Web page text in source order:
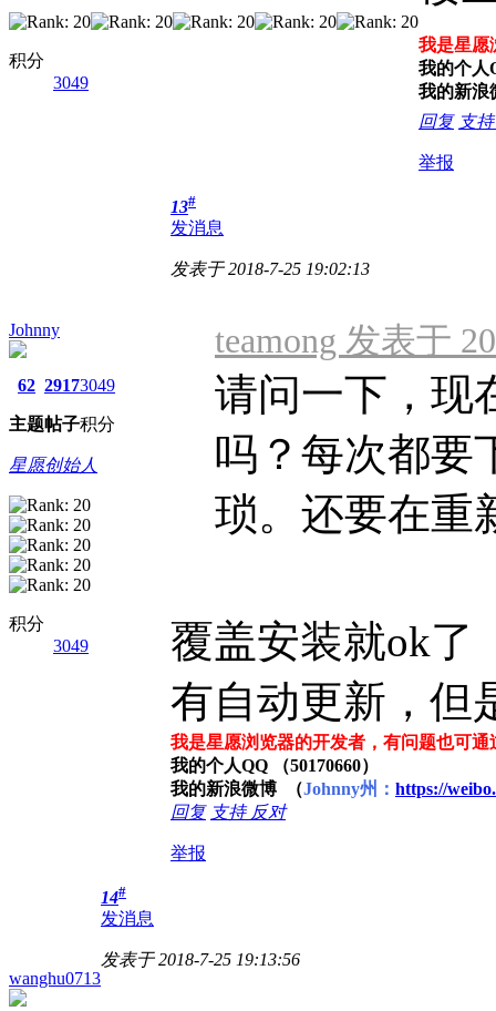
积分
3049
我是星愿
我的个人
我的新浪
回复 支
举报
Johnny
62
主题
2917
帖子
3049
积分
星愿创始人
积分
3049
13#
发消息
发表于 2018-7-25 19:02:13
teamong 发表于
请问一下，现
吗？每次都要
琐。还要在重
覆盖安装就ok了
有自动更新，但
我是星愿浏览器的开发者，有问题也可通
我的个人QQ （50170660）
我的新浪微博 （Johnny州： https://
回复 支持 反对
举报
wanghu0713
14#
发消息
发表于 2018-7-25 19:13:56